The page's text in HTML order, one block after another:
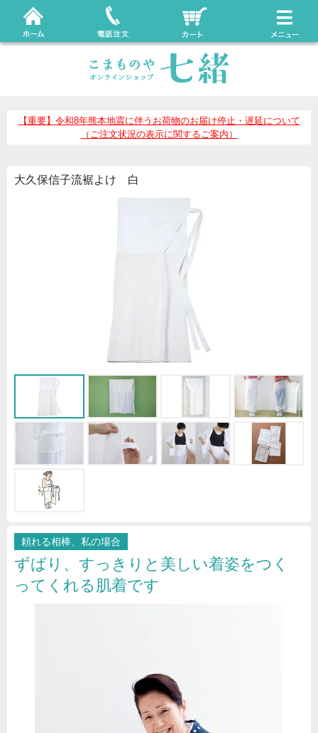
【重要】令和8年熊本地震に伴うお荷物のお届け停止・遅延について
（ご注文状況の表示に関するご案内）
大久保信子流裾よけ 白
頼れる相棒、私の場合
ずばり、すっきりと美しい着姿をつく
ってくれる肌着です